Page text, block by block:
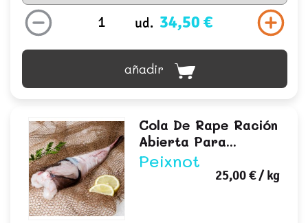
ud. 34,50 €
añadir
Cola De Rape Ración
Abierta Para...
Peixnot
25,00 €/ kg